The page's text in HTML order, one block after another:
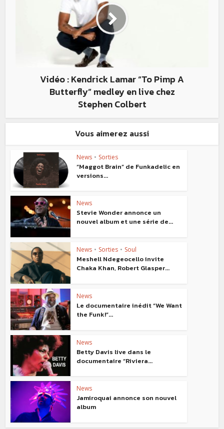
Vidéo : Kendrick Lamar “To Pimp A
Butterfly” medley en live chez
Stephen Colbert
Vous aimerez aussi
News • Sorties
“Maggot Brain” de Funkadelic en
versions...
News
Stevie Wonder annonce un
nouvel album et une série de...
News • Sorties • Soul
Meshell Ndegeocello invite
Chaka Khan, Robert Glasper...
News
Le documentaire inédit “We Want
the Funk!”...
News
Betty Davis live dans le
documentaire “Riviera...
News
Jamiroquai annonce son nouvel
album